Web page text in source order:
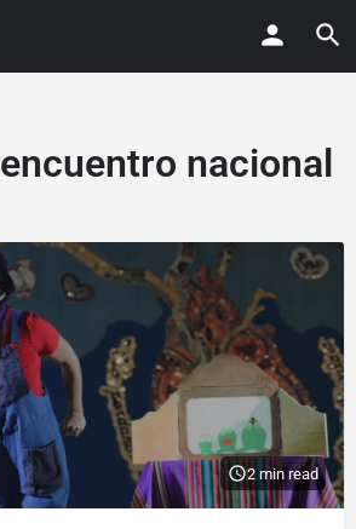
encuentro nacional
2 min read